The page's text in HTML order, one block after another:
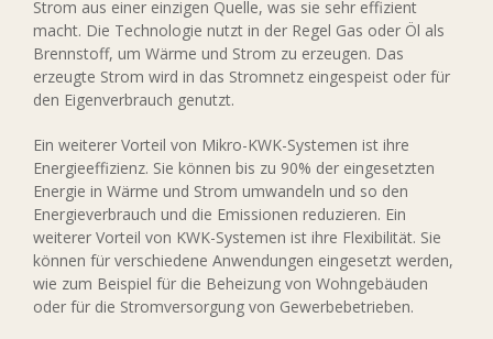
Strom aus einer einzigen Quelle, was sie sehr effizient
macht. Die Technologie nutzt in der Regel Gas oder Öl als
Brennstoff, um Wärme und Strom zu erzeugen. Das
erzeugte Strom wird in das Stromnetz eingespeist oder für
den Eigenverbrauch genutzt.
Ein weiterer Vorteil von Mikro-KWK-Systemen ist ihre
Energieeffizienz. Sie können bis zu 90% der eingesetzten
Energie in Wärme und Strom umwandeln und so den
Energieverbrauch und die Emissionen reduzieren. Ein
weiterer Vorteil von KWK-Systemen ist ihre Flexibilität. Sie
können für verschiedene Anwendungen eingesetzt werden,
wie zum Beispiel für die Beheizung von Wohngebäuden
oder für die Stromversorgung von Gewerbebetrieben.